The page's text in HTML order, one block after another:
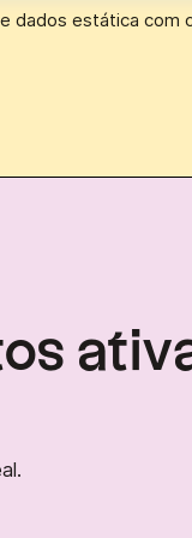
dados estática com